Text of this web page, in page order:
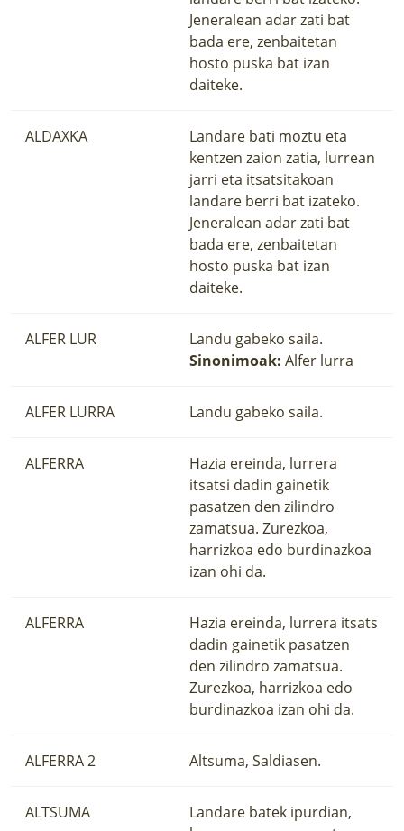
Jeneralean adar zati bat
bada ere, zenbaitetan
hosto puska bat izan
daiteke.
ALDAXKA
Landare bati moztu eta
kentzen zaion zatia, lurrean
jarri eta itsatsitakoan
landare berri bat izateko.
Jeneralean adar zati bat
bada ere, zenbaitetan
hosto puska bat izan
daiteke.
ALFER LUR
Landu gabeko saila.
Sinonimoak: Alfer lurra
ALFER LURRA Landu gabeko saila.
ALFERRA
Hazia ereinda, lurrera
itsatsi dadin gainetik
pasatzen den zilindro
zamatsua. Zurezkoa,
harrizkoa edo burdinazkoa
izan ohi da.
ALFERRA
Hazia ereinda, lurrera itsats
dadin gainetik pasatzen
den zilindro zamatsua.
Zurezkoa, harrizkoa edo
burdinazkoa izan ohi da.
ALFERRA 2 Altsuma, Saldiasen.
ALTSUMA
Landare batek ipurdian,